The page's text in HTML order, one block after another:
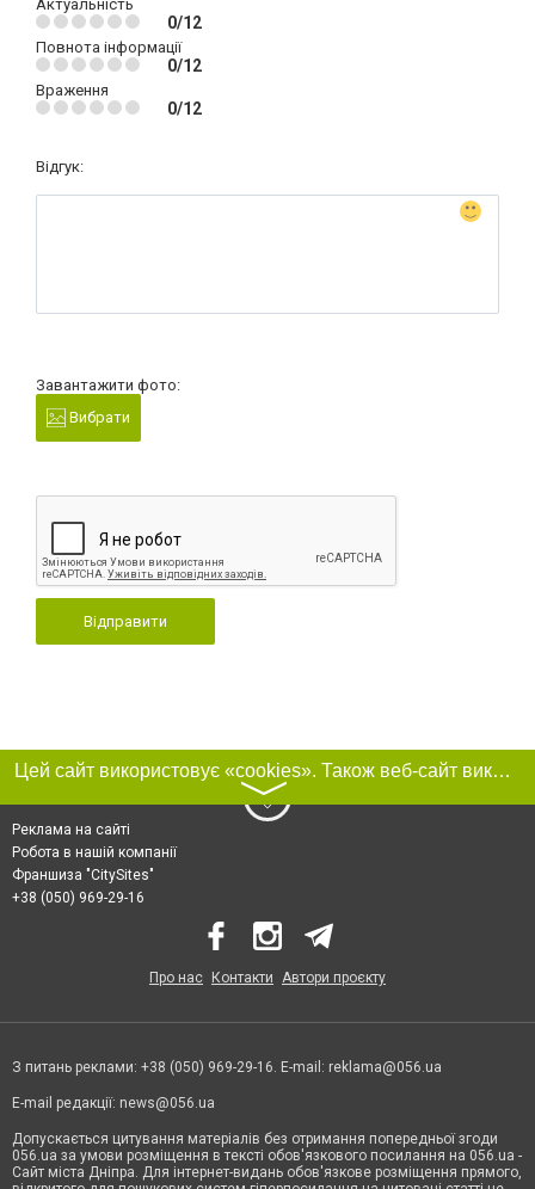
Актуальність
0/12
Повнота інформації
0/12
Враження
0/12
Відгук:
Завантажити фото:
Вибрати
Відправити
Цей сайт використовує «cookies». Також веб-сайт використовує інтернет-сервіс для збору технічних даних стосовно відвідувачів з метою отримання маркетингової та статистичної інформації. Умови обробки даних відвідувачів сайту див.
〉
Реклама на сайті
Робота в нашій компанії
Франшиза "CitySites"
+38 (050) 969-29-16
Про нас Контакти Автори проєкту
З питань реклами: +38 (050) 969-29-16. E-mail: reklama@056.ua
E-mail редакції: news@056.ua
Допускається цитування матеріалів без отримання попередньої згоди
056.ua за умови розміщення в тексті обов'язкового посилання на 056.ua -
Сайт міста Дніпра. Для інтернет-видань обов'язкове розміщення прямого,